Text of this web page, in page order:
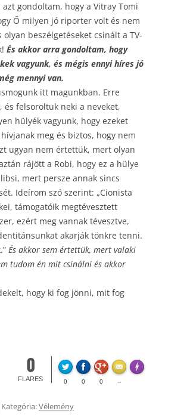
gondoltam, hogy a Vitray Tomi
Ő milyen jó riporter volt és nem
beszélgetéseket csinált a TV-
És akkor arra gondoltam, hogy
vagyunk, és mégis ennyi híres jó
mennyi van.
itt magunkban. Erre
felsoroltuk neki a neveket,
hülyék vagyunk, hogy ezeket
meg és biztos, hogy nem
ugyan nem értettük, mert olyan
rájött a Robi, hogy ez a hülye
mert persze annak sincs
Ideírom szó szerint: „Cionista
támogatóik megtévesztett
ezért meg vannak tévesztve,
akarják tönkre tenni.
És akkor sem értettük, mert valaki
tudom én mit csinálni és akkor
hogy ki fog jönni, mit fog
0
FLARES 0 0 0 --
Made with
Vélemény